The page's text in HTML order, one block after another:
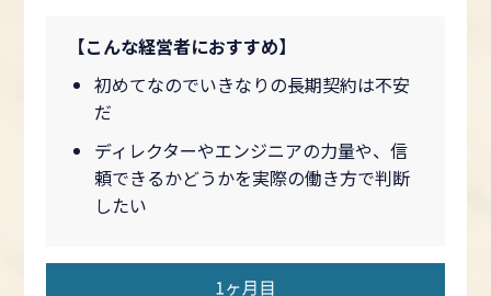
【こんな経営者におすすめ】
初めてなのでいきなりの長期契約は不安
だ
ディレクターやエンジニアの力量や、信
頼できるかどうかを実際の働き方で判断
したい